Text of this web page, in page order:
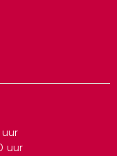
uur
uur